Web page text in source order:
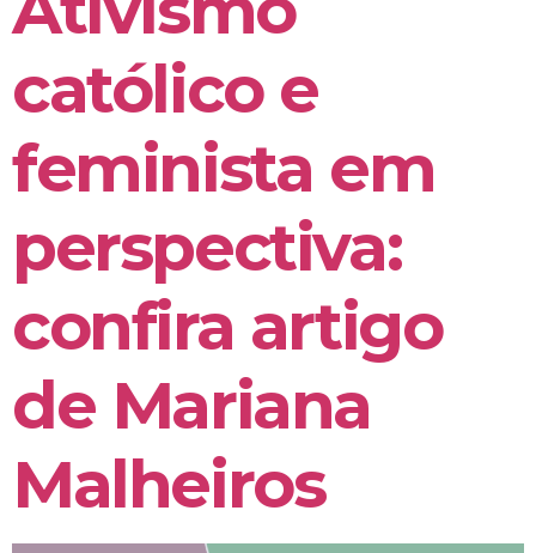
católico e
feminista em
perspectiva:
confira artigo
de Mariana
Malheiros